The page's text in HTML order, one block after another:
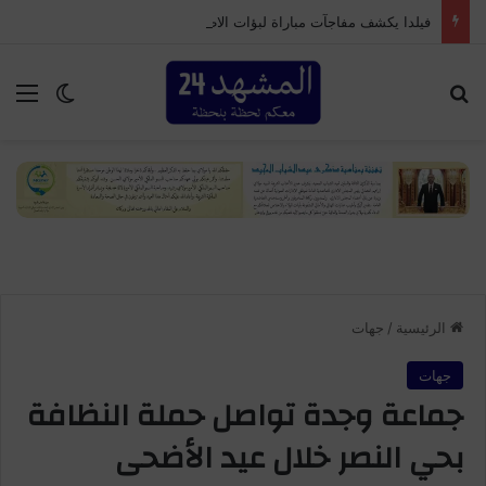
الوضع
الرئيسية / جهات
جهات
جماعة وجدة تواصل حملة النظافة
بحي النصر خلال عيد الأضحى